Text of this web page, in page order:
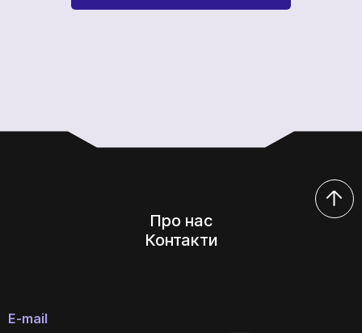
Про нас
Контакти
E-mail